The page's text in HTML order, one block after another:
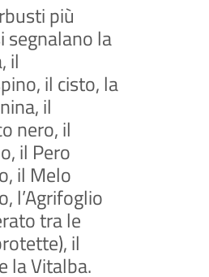
più
segnalano la
il
il cisto, la
il
nero, il
il Pero
il Melo
l’Agrifoglio
tra le
il
la Vitalba.